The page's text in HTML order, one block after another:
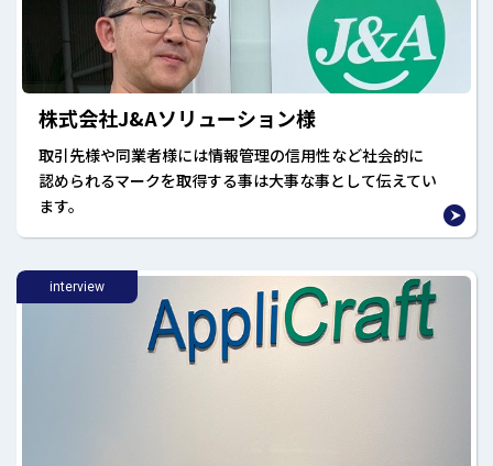
株式会社J&Aソリューション様
取引先様や同業者様には情報管理の信用性など社会的に
認められるマークを取得する事は大事な事として伝えてい
ます。
interview